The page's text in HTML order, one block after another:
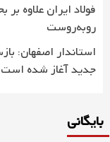
فولاد ایران علاوه
روبه‌روست
استاندار اصفهان:
جدید آغاز شده است
بایگانی